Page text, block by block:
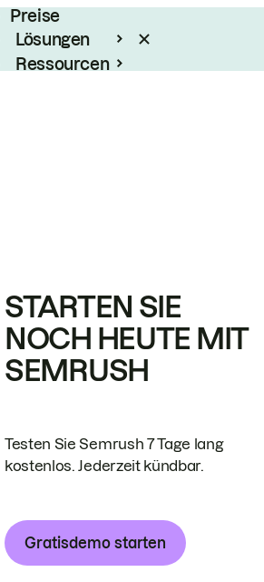
Preise
Lösungen
Ressourcen
STARTEN SIE
NOCH HEUTE MIT
SEMRUSH
Testen Sie Semrush 7 Tage lang
kostenlos. Jederzeit kündbar.
Gratisdemo starten